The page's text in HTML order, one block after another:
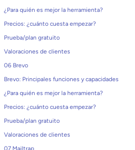
¿Para quién es mejor la herramienta?
Precios: ¿cuánto cuesta empezar?
Prueba/plan gratuito
Valoraciones de clientes
06 Brevo
Brevo: Principales funciones y capacidades
¿Para quién es mejor la herramienta?
Precios: ¿cuánto cuesta empezar?
Prueba/plan gratuito
Valoraciones de clientes
07 Mailtrap